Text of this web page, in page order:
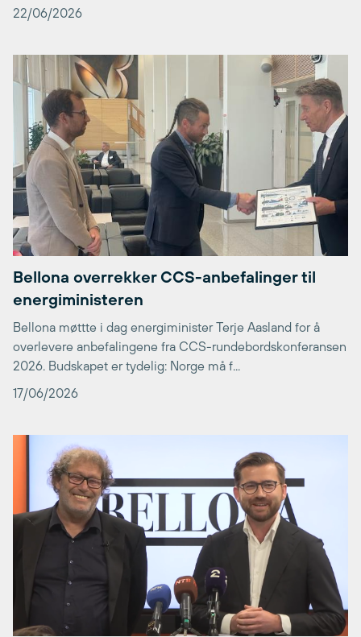
22/06/2026
Bellona overrekker CCS-anbefalinger til
energiministeren
Bellona møttte i dag energiminister Terje Aasland for å
overlevere anbefalingene fra CCS-rundebordskonferansen
2026. Budskapet er tydelig: Norge må f...
17/06/2026